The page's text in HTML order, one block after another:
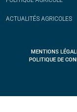
ACTUALITÉS AGRICOLES
MENTIONS
POLITIQUE DE